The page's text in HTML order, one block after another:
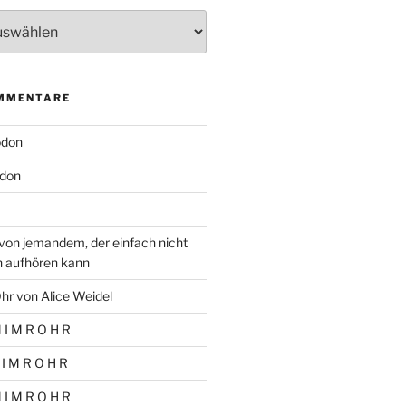
jemandem, der einfach nicht
aufhören kann
von Alice Weidel
I M R O H R
M R O H R
I M R O H R